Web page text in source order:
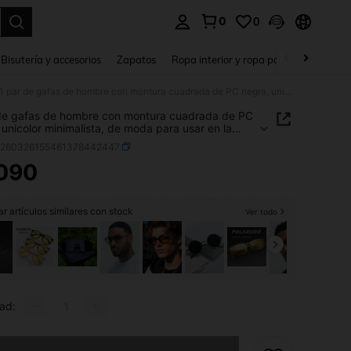
0 0
Bisutería y accesorios Zapatos Ropa interior y ropa para dormir
gafas de hombre con montura cuadrada de PC
minimalista, de moda para usar en la
AND AVAILABILITY
artículos similares con stock Ver todo